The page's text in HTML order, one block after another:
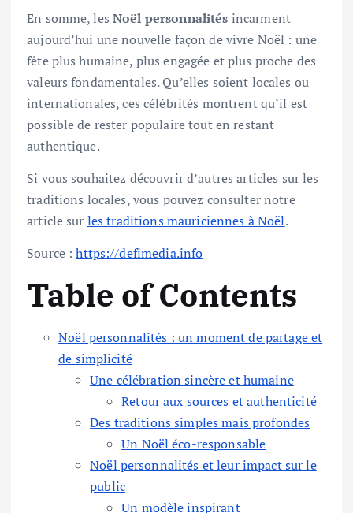
En somme, lesNoël personnalités incarment
aujourd’hui une nouvelle façon de vivre Noël : une
fête plus humaine, plus engagée et plus proche des
valeurs fondamentales. Qu’elles soient locales ou
internationales, ces célébrités montrent qu’il est
possible de rester populaire tout en restant
authentique.
Si vous souhaitez découvrir d’autres articles sur les
traditions locales, vous pouvez consulter notre
article sur les traditions mauriciennes à Noël.
Source :https://defimedia.info
Table of Contents
Noël personnalités : un moment de partage et
de simplicité
Une célébration sincère et humaine
Retour aux sources et authenticité
Des traditions simples mais profondes
Un Noël éco-responsable
Noël personnalités et leur impact sur le
public
Un modèle inspirant